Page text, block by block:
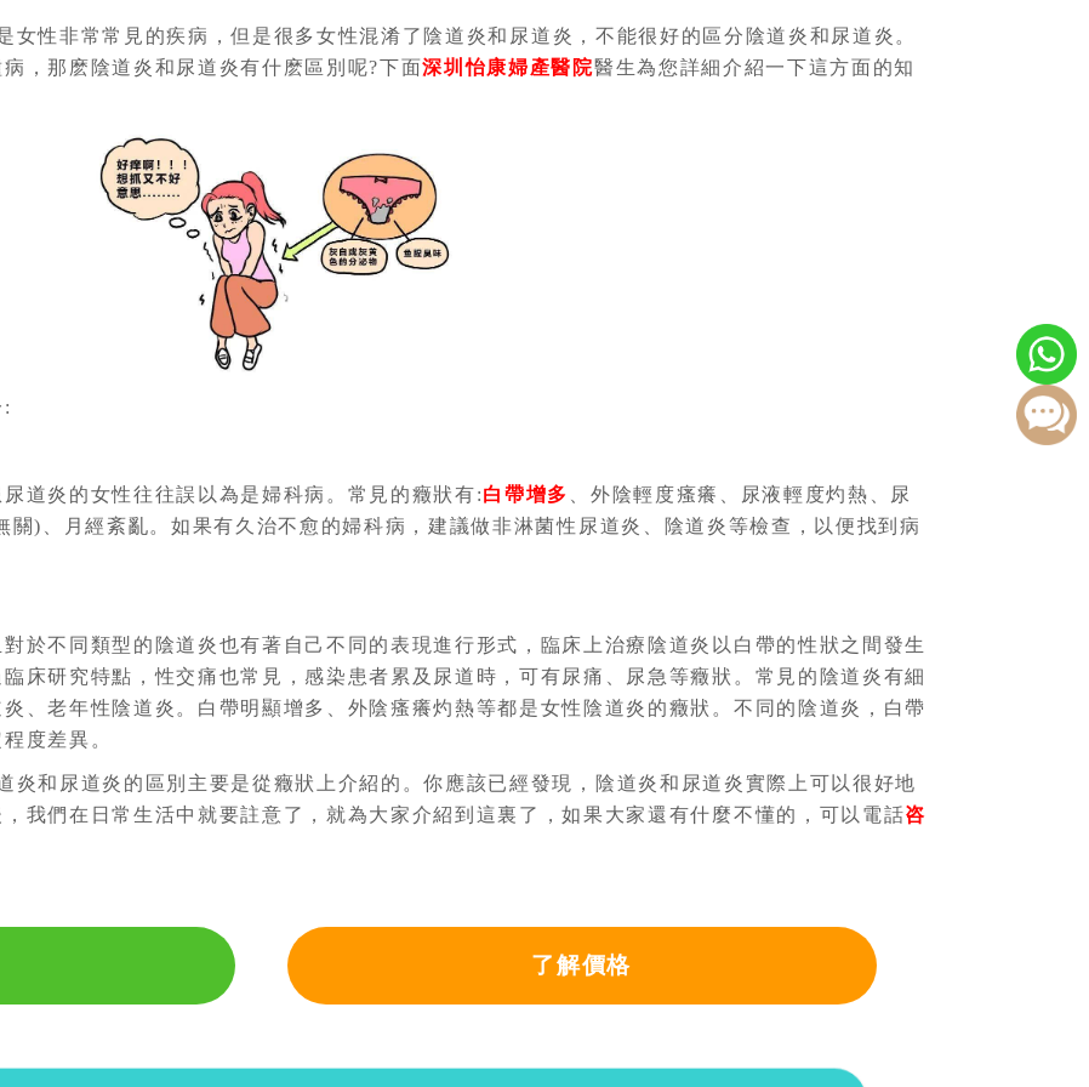
女性非常常見的疾病，但是很多女性混淆了陰道炎和尿道炎，不能很好的區分陰道炎和尿道炎。
，那麽陰道炎和尿道炎有什麽區別呢?下面深圳怡康婦產醫院醫生為您詳細介紹一下這方面的知
炎的女性往往誤以為是婦科病。常見的癥狀有:白帶增多
、外陰輕度瘙癢、尿液輕度灼熱、尿
關)、月經紊亂。如果有久治不愈的婦科病，建議做非淋菌性尿道炎、陰道炎等檢查，以便找到病
不同類型的陰道炎也有著自己不同的表現進行形式，臨床上治療陰道炎以白帶的性狀之間發生
床研究特點，性交痛也常見，感染患者累及尿道時，可有尿痛、尿急等癥狀。常見的陰道炎有細
、老年性陰道炎。白帶明顯增多、外陰瘙癢灼熱等都是女性陰道炎的癥狀。不同的陰道炎，白帶
度差異。
炎和尿道炎的區別主要是從癥狀上介紹的。你應該已經發現，陰道炎和尿道炎實際上可以很好地
我們在日常生活中就要註意了，就為大家介紹到這裏了，如果大家還有什麼不懂的，可以電話咨
了解價格